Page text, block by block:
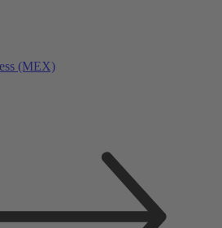
(MEX)